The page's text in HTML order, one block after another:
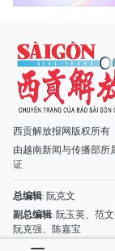
西贡解放报网版权所有
由越南新闻与传播部所
证
总编辑: 阮克文
副总编辑: 阮玉英、范
阮克强、陈嘉宝
主编: 阮玉英